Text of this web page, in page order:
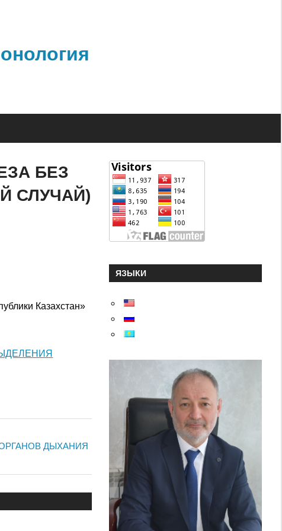
БЕЗ
СЛУЧАЙ)
Казахстан»
ДЫХАНИЯ
ЯЗЫКИ